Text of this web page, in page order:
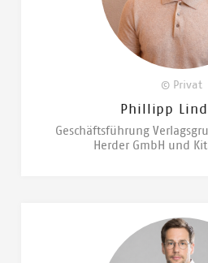
© Privat
Phillipp
Geschäftsführung
Herder GmbH und